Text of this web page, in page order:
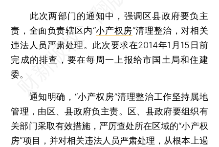
此次两部门的通知中，强调区县政府要负主
责，全面负责辖区内“小产权房”清理整治，对相关
违法人员严肃处理。此次要求在2014年1月15日前
完成的排查，要在每周一上报给市国土局和住建
委。
通知明确，“小产权房”清理整治工作坚持属地
管理，由区、县政府负主责。区、县政府要组织有
关部门采取有效措施，严厉查处所在区域的“小产权
房”项目，并对相关违法人员严肃处理，从根本上遏